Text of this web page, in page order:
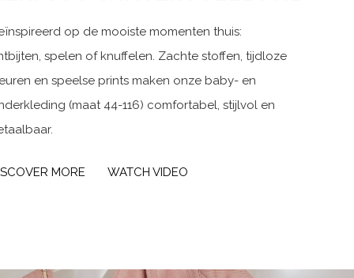
op de mooiste momenten thuis:
spelen of knuffelen. Zachte stoffen, tijdloze
en speelse prints maken onze baby- en
(maat 44-116) comfortabel, stijlvol en
MORE WATCH VIDEO